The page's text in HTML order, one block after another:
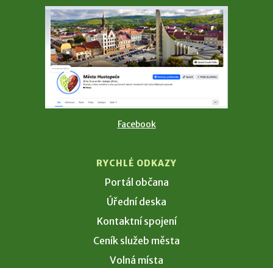
Facebook
RYCHLÉ ODKAZY
Portál občana
Úřední deska
Kontaktní spojení
Ceník služeb města
Volná místa